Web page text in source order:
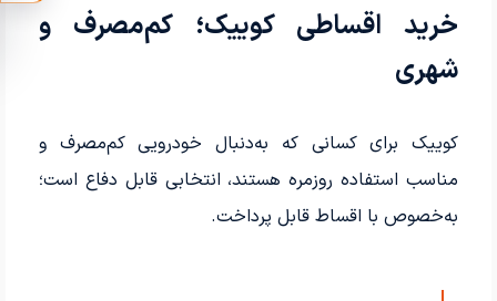
خرید اقساطی کوییک؛ کم‌مصرف و
شهری
کوییک برای کسانی که به‌دنبال خودرویی کم‌مصرف و
مناسب استفاده روزمره هستند، انتخابی قابل دفاع است؛
به‌خصوص با اقساط قابل پرداخت.